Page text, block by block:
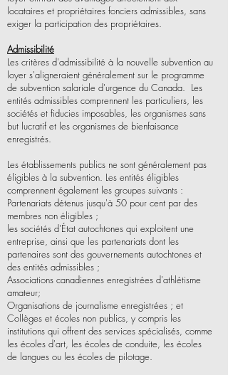
locataires et propriétaires fonciers admissibles, sans
exiger la participation des propriétaires.
Admissibilité
Les critères d'admissibilité à la nouvelle subvention au
loyer s'aligneraient généralement sur le programme
de subvention salariale d'urgence du Canada. Les
entités admissibles comprennent les particuliers, les
sociétés et fiducies imposables, les organismes sans
but lucratif et les organismes de bienfaisance
enregistrés.
Les établissements publics ne sont généralement pas
éligibles à la subvention. Les entités éligibles
comprennent également les groupes suivants :
Partenariats détenus jusqu'à 50 pour cent par des
membres non éligibles ;
les sociétés d'État autochtones qui exploitent une
entreprise, ainsi que les partenariats dont les
partenaires sont des gouvernements autochtones et
des entités admissibles ;
Associations canadiennes enregistrées d'athlétisme
amateur;
Organisations de journalisme enregistrées ; et
Collèges et écoles non publics, y compris les
institutions qui offrent des services spécialisés, comme
les écoles d'art, les écoles de conduite, les écoles
de langues ou les écoles de pilotage.